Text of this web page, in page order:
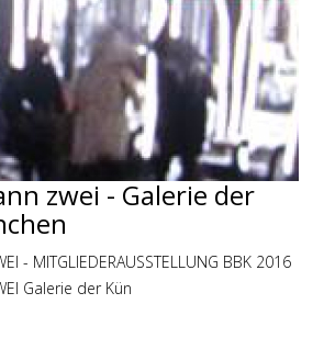
zwei - Galerie der
- MITGLIEDERAUSSTELLUNG BBK 2016
Galerie der Kün